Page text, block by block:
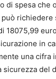
di spesa che
18075,99
in
una cifra
sicurezza del